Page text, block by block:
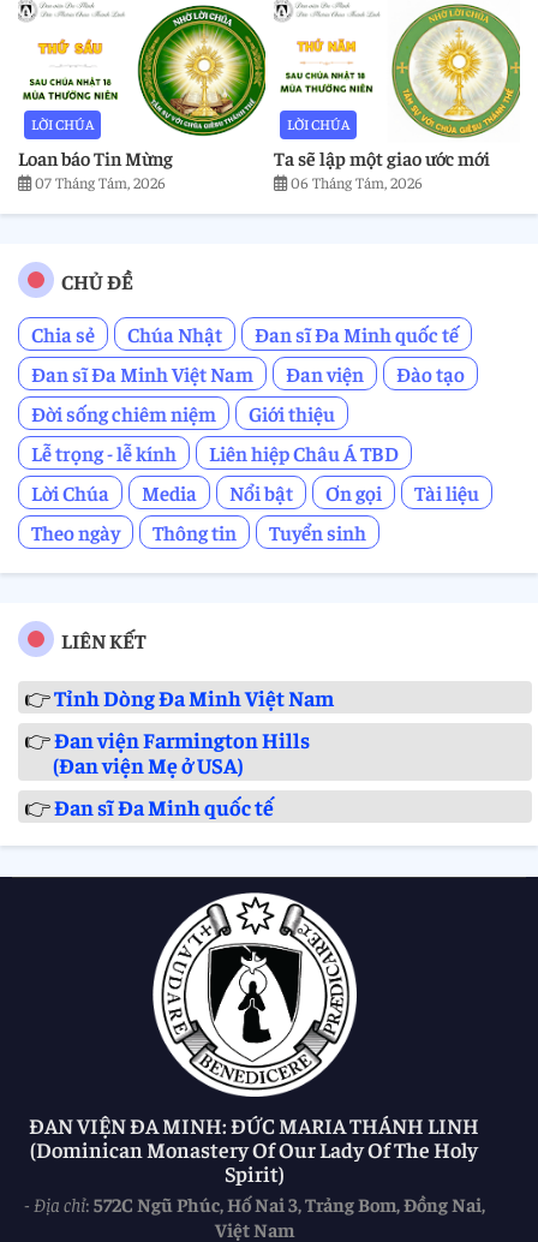
LỜI CHÚA
Loan báo Tin Mừng
07 Tháng Tám, 2026
LỜI CHÚA
Ta sẽ lập một giao ước mới
06 Tháng Tám, 2026
CHỦ ĐỀ
Chia sẻ
Chúa Nhật
Đan sĩ Đa Minh quốc tế
Đan sĩ Đa Minh Việt Nam
Đan viện
Đào tạo
Đời sống chiêm niệm
Giới thiệu
Lễ trọng - lễ kính
Liên hiệp Châu Á TBD
Lời Chúa
Media Nổi bật Ơn gọi
Tài liệu
Theo ngày
Thông tin Tuyển sinh
LIÊN KẾT
👉Tỉnh Dòng Đa Minh Việt Nam
👉Đan viện Farmington Hills
(Đan viện Mẹ ở USA)
👉Đan sĩ Đa Minh quốc tế
ĐAN VIỆN ĐA MINH: ĐỨC MARIA THÁNH LINH
(Dominican Monastery Of Our Lady Of The Holy
Spirit)
- Địa chỉ: 572C Ngũ Phúc, Hố Nai 3, Trảng Bom, Đồng Nai,
Việt Nam